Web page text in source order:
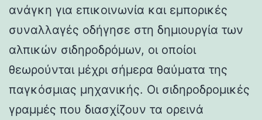
ανάγκη για επικοινωνία και εμπορικές
συναλλαγές οδήγησε στη δημιουργία των
αλπικών σιδηροδρόμων, οι οποίοι
θεωρούνται μέχρι σήμερα θαύματα της
παγκόσμιας μηχανικής. Οι σιδηροδρομικές
γραμμές που διασχίζουν τα ορεινά